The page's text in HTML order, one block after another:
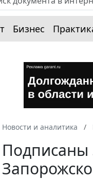
Бизнес
Новости и аналитика
Подписаны